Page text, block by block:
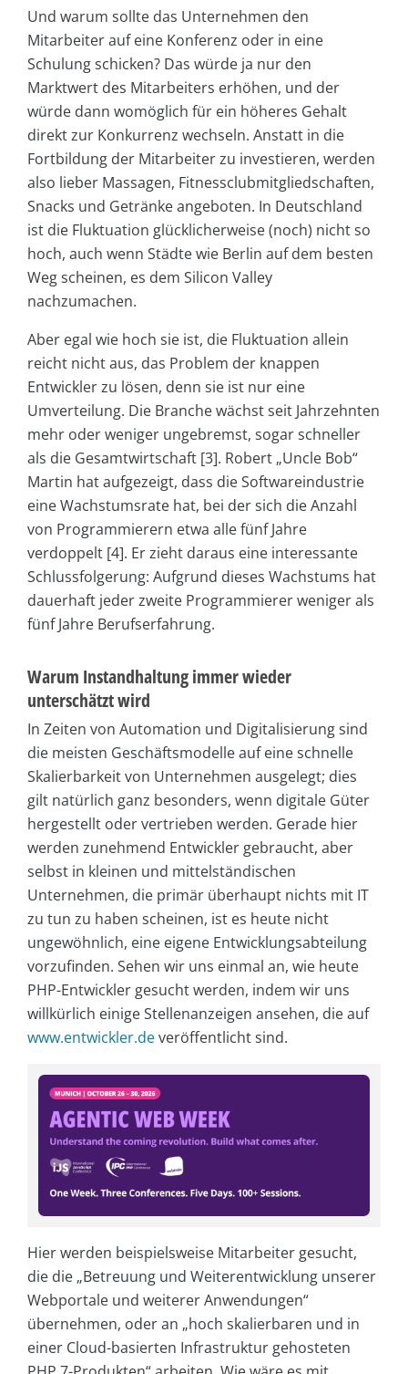
Und warum sollte das Unternehmen den
Mitarbeiter auf eine Konferenz oder in eine
Schulung schicken? Das würde ja nur den
Marktwert des Mitarbeiters erhöhen, und der
würde dann womöglich für ein höheres Gehalt
direkt zur Konkurrenz wechseln. Anstatt in die
Fortbildung der Mitarbeiter zu investieren, werden
also lieber Massagen, Fitnessclubmitgliedschaften,
Snacks und Getränke angeboten. In Deutschland
ist die Fluktuation glücklicherweise (noch) nicht so
hoch, auch wenn Städte wie Berlin auf dem besten
Weg scheinen, es dem Silicon Valley
nachzumachen.
Aber egal wie hoch sie ist, die Fluktuation allein
reicht nicht aus, das Problem der knappen
Entwickler zu lösen, denn sie ist nur eine
Umverteilung. Die Branche wächst seit Jahrzehnten
mehr oder weniger ungebremst, sogar schneller
als die Gesamtwirtschaft [3]. Robert „Uncle Bob“
Martin hat aufgezeigt, dass die Softwareindustrie
eine Wachstumsrate hat, bei der sich die Anzahl
von Programmierern etwa alle fünf Jahre
verdoppelt [4]. Er zieht daraus eine interessante
Schlussfolgerung: Aufgrund dieses Wachstums hat
dauerhaft jeder zweite Programmierer weniger als
fünf Jahre Berufserfahrung.
Warum Instandhaltung immer wieder
unterschätzt wird
In Zeiten von Automation und Digitalisierung sind
die meisten Geschäftsmodelle auf eine schnelle
Skalierbarkeit von Unternehmen ausgelegt; dies
gilt natürlich ganz besonders, wenn digitale Güter
hergestellt oder vertrieben werden. Gerade hier
werden zunehmend Entwickler gebraucht, aber
selbst in kleinen und mittelständischen
Unternehmen, die primär überhaupt nichts mit IT
zu tun zu haben scheinen, ist es heute nicht
ungewöhnlich, eine eigene Entwicklungsabteilung
vorzufinden. Sehen wir uns einmal an, wie heute
PHP-Entwickler gesucht werden, indem wir uns
willkürlich einige Stellenanzeigen ansehen, die auf
www.entwickler.deveröffentlicht sind.
Hier werden beispielsweise Mitarbeiter gesucht,
die die „Betreuung und Weiterentwicklung unserer
Webportale und weiterer Anwendungen“
übernehmen, oder an „hoch skalierbaren und in
einer Cloud-basierten Infrastruktur gehosteten